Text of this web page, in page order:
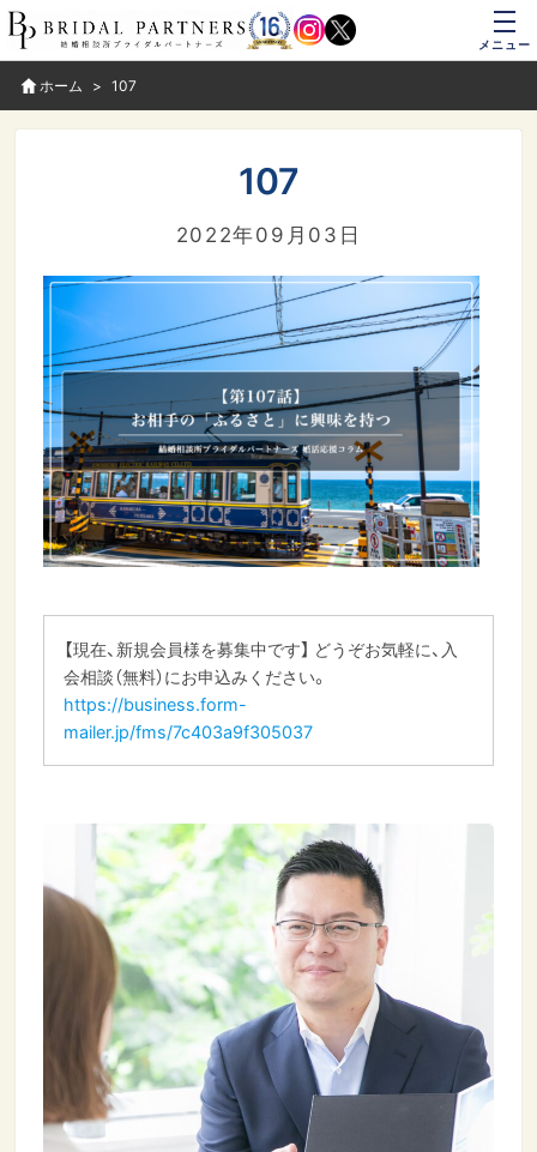
メニュー
ホーム 107
107
2022年09月03日
【現在、新規会員様を募集中です】 どうぞお気軽に、入
会相談（無料）にお申込みください。
https://business.form-
mailer.jp/fms/7c403a9f305037